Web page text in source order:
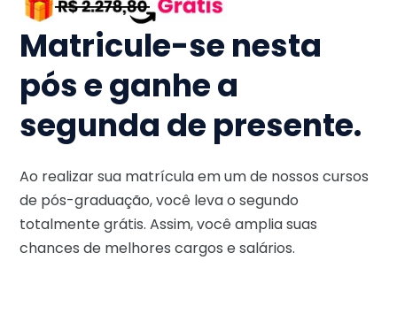
Matricule-se nesta
pós e ganhe a
segunda de presente.
Ao realizar sua matrícula em um de nossos cursos
de pós-graduação, você leva o segundo
totalmente grátis. Assim, você amplia suas
chances de melhores cargos e salários.